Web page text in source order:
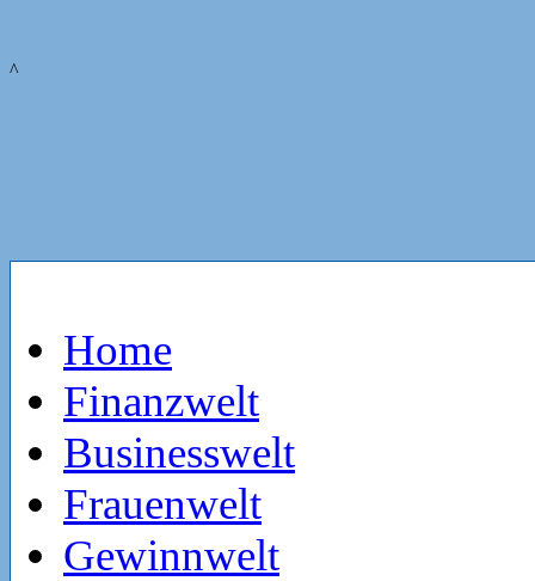
^
Home
Finanzwelt
Businesswelt
Frauenwelt
Gewinnwelt